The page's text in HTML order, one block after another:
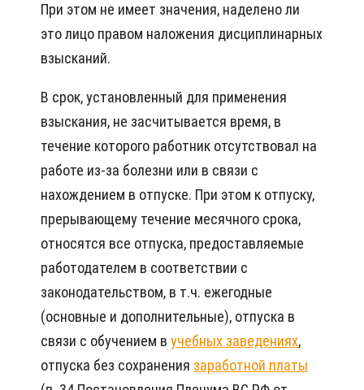
При этом не имеет значения, наделено ли
это лицо правом наложения дисциплинарных
взысканий.
В срок, установленный для применения
взыскания, не засчитывается время, в
течение которого работник отсутствовал на
работе из-за болезни или в связи с
нахождением в отпуске. При этом к отпуску,
прерывающему течение месячного срока,
относятся все отпуска, предоставляемые
работодателем в соответствии с
законодательством, в т.ч. ежегодные
(основные и дополнительные), отпуска в
связи с обучением в учебных заведениях,
отпуска без сохранения заработной платы